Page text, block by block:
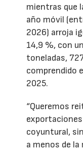
mientras que
año móvil
2026) arroja
14,9 %, con
toneladas,
comprendido
2025.
“Queremos
coyuntural,
a menos de